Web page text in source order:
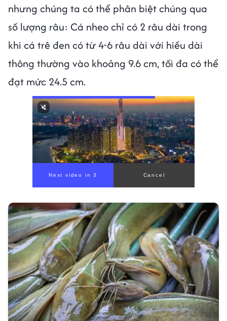
nhưng chúng ta có thể phân biệt chúng qua
số lượng râu: Cá nheo chỉ có 2 râu dài trong
khi cá trê đen có từ 4-6 râu dài với hiều dài
thông thường vào khoảng 9.6 cm, tối đa có thể
đạt mức 24.5 cm.
Next video in 1 Cancel